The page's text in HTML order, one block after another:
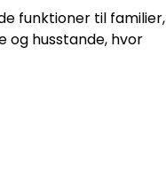
funktioner til familier,
og husstande, hvor